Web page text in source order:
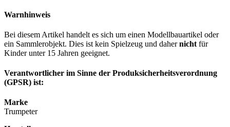
Warnhinweis
Bei diesem Artikel handelt es sich um einen Modellbauartikel oder
ein Sammlerobjekt. Dies ist kein Spielzeug und dahernicht für
Kinder unter 15 Jahren geeignet.
Verantwortlicher im Sinne der Produksicherheitsverordnung
(GPSR) ist:
Marke
Trumpeter